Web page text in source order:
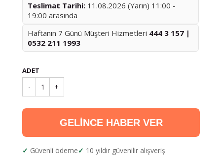
Teslimat Tarihi: 11.08.2026 (Yarın) 11:00 -
19:00 arasında
Haftanın 7 Günü Müşteri Hizmetleri 444 3 157 |
0532 211 1993
ADET
- 1 +
GELİNCE HABER VER
Güvenli ödeme 10 yıldır güvenilir alışveriş